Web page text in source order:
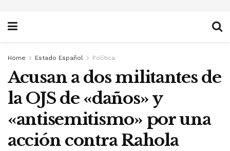
Home Estado Español Política
Acusan a dos militantes de
la OJS de «daños» y
«antisemitismo» por una
acción contra Rahola